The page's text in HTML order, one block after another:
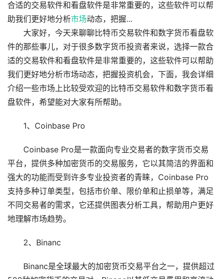
合适的交易软件和看盘软件是非常重要的，这些软件可以帮
助我们更好地分析市场动态，把握...
大家好，今天来聊聊比特币交易软件和数字货币看盘软
件的那些事儿，对于很多数字货币投资者来说，选择一款合
适的交易软件和看盘软件是非常重要的，这些软件可以帮助
我们更好地分析市场动态，把握投资机会，下面，我会详细
介绍一些市场上比较受欢迎的比特币交易软件和数字货币看
盘软件，希望能对大家有所帮助。
1、Coinbase Pro
Coinbase Pro是一款面向专业交易者的数字货币交易
平台，提供多种加密货币的交易服务，它以其简洁的界面和
强大的功能而受到许多专业投资者的青睐，Coinbase Pro
支持多种订单类型，包括市价单、限价单和止损单等，满足
不同交易者的需求，它还提供图表分析工具，帮助用户更好
地理解市场趋势。
2、Binanc
Binanc是全球最大的加密货币交易平台之一，提供超过